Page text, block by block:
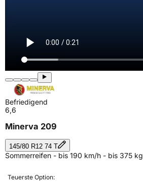
Befriedigend
6,6
Minerva 209
145/80 R12 74 T
Sommerreifen - bis 190 km/h - bis 375 kg
Teuerste Option: